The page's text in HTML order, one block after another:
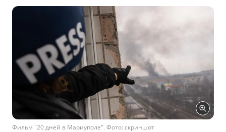
Фильм "20 дней в Мариуполе". Фото: скриншот